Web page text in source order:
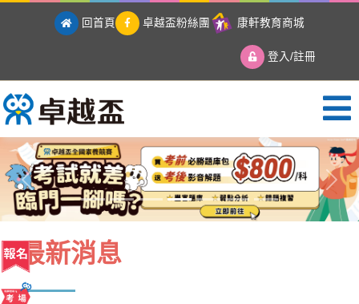
回首頁 卓越盃粉絲團 康軒教育商城
登入/註冊
卓越盃全國競賽
Previous Next
最新消息